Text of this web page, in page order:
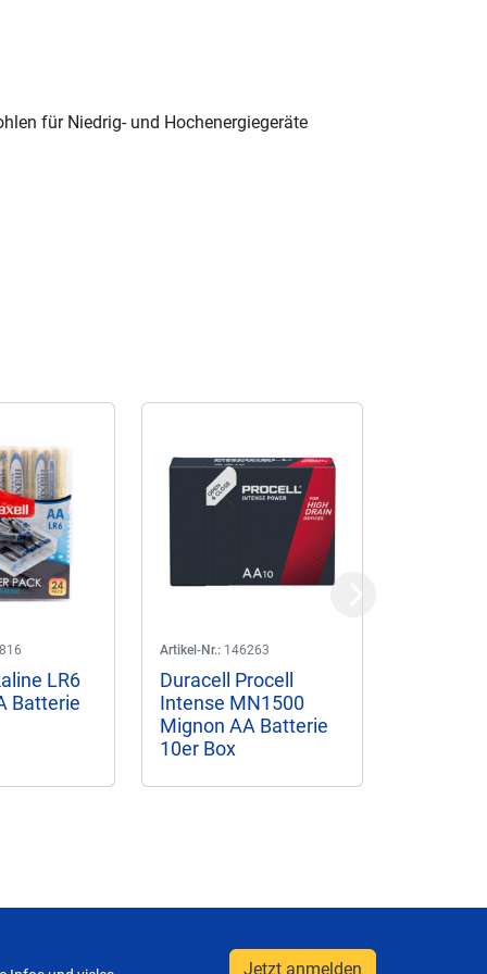
für Niedrig- und Hochenergiegeräte
LR6
Batterie
Artikel-Nr.: 146263
Duracell Procell
Intense MN1500
Mignon AA Batterie
10er Box
Jetzt anmelden